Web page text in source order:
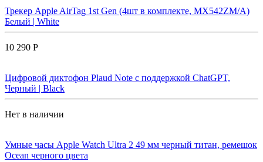
Трекер Apple AirTag 1st Gen (4шт в комплекте, MX542ZM/A)
Белый | White
10 290 Р
Цифровой диктофон Plaud Note с поддержкой ChatGPT,
Черный | Black
Нет в наличии
Умные часы Apple Watch Ultra 2 49 мм черный титан, ремешок
Ocean черного цвета